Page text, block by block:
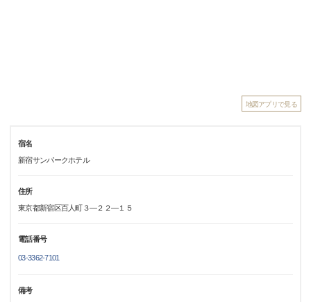
地図アプリで見る
宿名
新宿サンパークホテル
住所
東京都新宿区百人町３―２２―１５
電話番号
03-3362-7101
備考